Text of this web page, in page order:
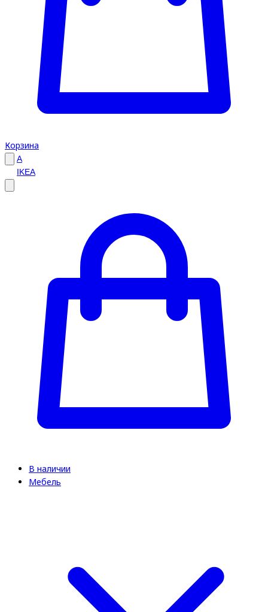
Корзина
A
IKEA
В наличии
Мебель